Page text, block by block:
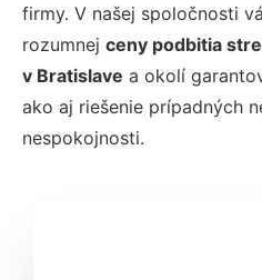
firmy. V našej spoločnosti
rozumnej ceny podbitia
v Bratislave a okolí
ako aj riešenie prípadných
nespokojnosti.